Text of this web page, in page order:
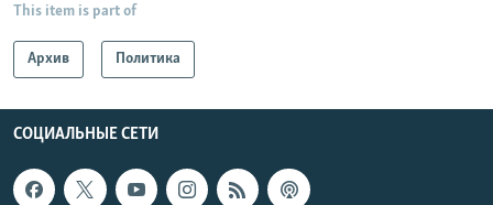
This item is part of
Архив Политика
СОЦИАЛЬНЫЕ СЕТИ